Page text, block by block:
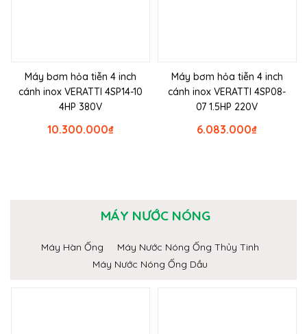
Máy bơm hỏa tiễn 4 inch
cánh inox VERATTI 4SP14-10
4HP 380V
₫
10.300.000
Máy bơm hỏa tiễn 4 inch
cánh inox VERATTI 4SP08-
07 1.5HP 220V
₫
6.083.000
MÁY NƯỚC NÓNG
Máy Hàn Ống
Máy Nước Nóng Ống Thủy Tinh
Máy Nước Nóng Ống Dầu